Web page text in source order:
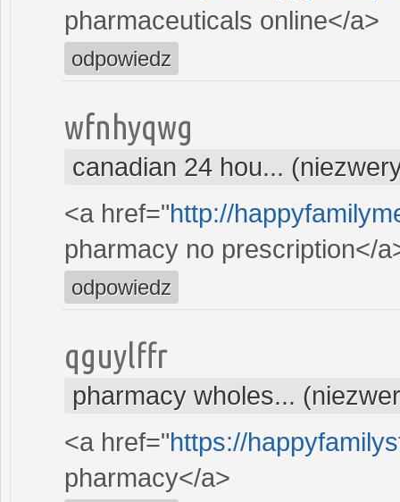
pharmaceuticals online</a>
odpowiedz
wfnhyqwg
canadian 24 hou...
<a href="http://
pharmacy no prescription</
odpowiedz
qguylffr
pharmacy wholes...
<a href="https://
pharmacy</a>